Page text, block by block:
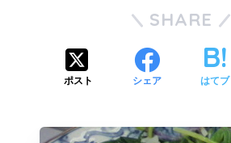
SHARE
ポスト シェア はてブ